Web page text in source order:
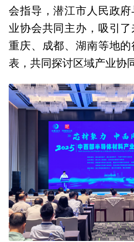
会指导，潜江市人民政
业协会共同主办，吸引了
重庆、成都、湖南等地
表，共同探讨区域产业协